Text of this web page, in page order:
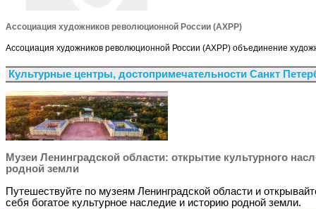
Ассоциация художников революционной России (АХРР)
Ассоциация художников революционной России (АХРР) объединение
Культурные центры, достопримечательности Санкт
Музеи Ленинградской области: открытие культурного
родной земли
Путешествуйте по музеям Ленинградской области и
себя богатое культурное наследие и историю родной земли.